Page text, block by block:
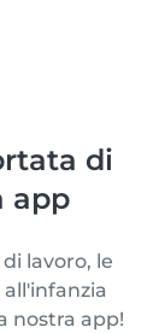
di
app
lavoro, le
nostra app!